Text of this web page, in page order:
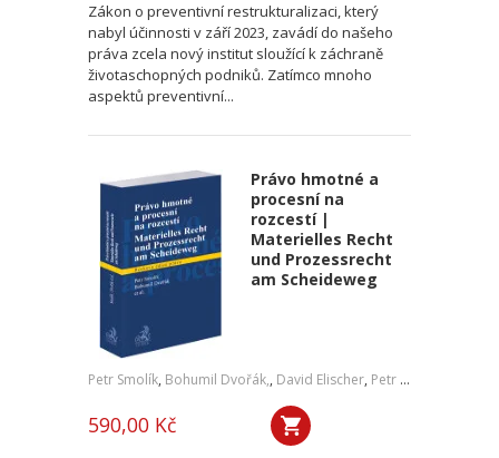
Zákon o preventivní restrukturalizaci, který
nabyl účinnosti v září 2023, zavádí do našeho
práva zcela nový institut sloužící k záchraně
životaschopných podniků. Zatímco mnoho
aspektů preventivní...
Právo hmotné a
procesní na
rozcestí |
Materielles Recht
und Prozessrecht
am Scheideweg
Petr Smolík, Bohumil Dvořák,, David Elischer, Petr Lavický
590,00 Kč